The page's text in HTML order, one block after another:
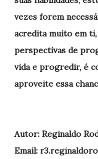
vezes forem
acredita muito em
perspectivas de
vida e progredir, é
aproveite essa
Autor: Reginaldo
Email: